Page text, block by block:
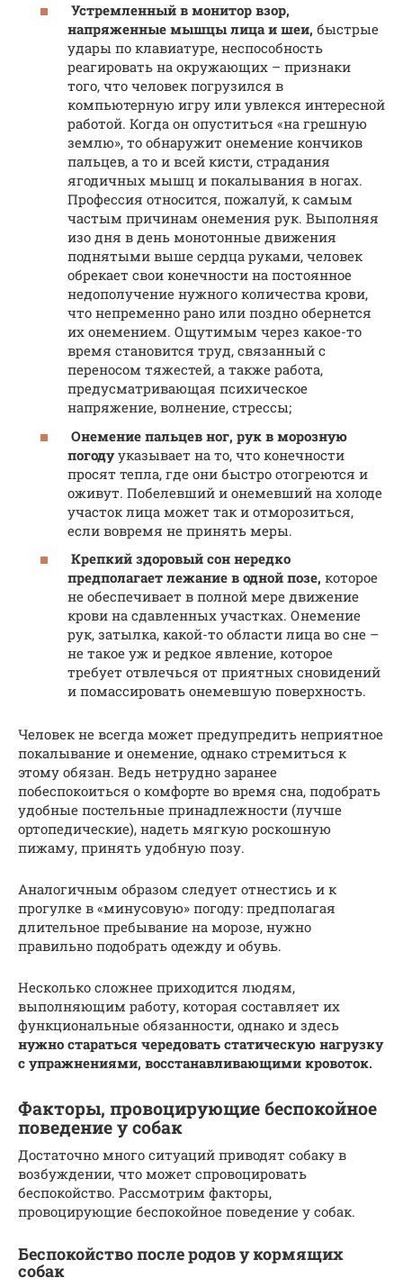
Устремленный в монитор взор,
напряженные мышцы лица и шеи, быстрые
удары по клавиатуре, неспособность
реагировать на окружающих – признаки
того, что человек погрузился в
компьютерную игру или увлекся интересной
работой. Когда он опуститься «на грешную
землю», то обнаружит онемение кончиков
пальцев, а то и всей кисти, страдания
ягодичных мышц и покалывания в ногах.
Профессия относится, пожалуй, к самым
частым причинам онемения рук. Выполняя
изо дня в день монотонные движения
поднятыми выше сердца руками, человек
обрекает свои конечности на постоянное
недополучение нужного количества крови,
что непременно рано или поздно обернется
их онемением. Ощутимым через какое-то
время становится труд, связанный с
переносом тяжестей, а также работа,
предусматривающая психическое
напряжение, волнение, стрессы;
Онемение пальцев ног, рук в морозную
погодууказывает на то, что конечности
просят тепла, где они быстро отогреются и
оживут. Побелевший и онемевший на холоде
участок лица может так и отморозиться,
если вовремя не принять меры.
Крепкий здоровый сон нередко
предполагает лежание в одной позе, которое
не обеспечивает в полной мере движение
крови на сдавленных участках. Онемение
рук, затылка, какой-то области лица во сне –
не такое уж и редкое явление, которое
требует отвлечься от приятных сновидений
и помассировать онемевшую поверхность.
Человек не всегда может предупредить неприятное
покалывание и онемение, однако стремиться к
этому обязан. Ведь нетрудно заранее
побеспокоиться о комфорте во время сна, подобрать
удобные постельные принадлежности (лучше
ортопедические), надеть мягкую роскошную
пижаму, принять удобную позу.
Аналогичным образом следует отнестись и к
прогулке в «минусовую» погоду: предполагая
длительное пребывание на морозе, нужно
правильно подобрать одежду и обувь.
Несколько сложнее приходится людям,
выполняющим работу, которая составляет их
функциональные обязанности, однако и здесь
нужно стараться чередовать статическую нагрузку
с упражнениями, восстанавливающими кровоток.
Факторы, провоцирующие беспокойное
поведение у собак
Достаточно много ситуаций приводят собаку в
возбуждении, что может спровоцировать
беспокойство. Рассмотрим факторы,
провоцирующие беспокойное поведение у собак.
Беспокойство после родов у кормящих
собак